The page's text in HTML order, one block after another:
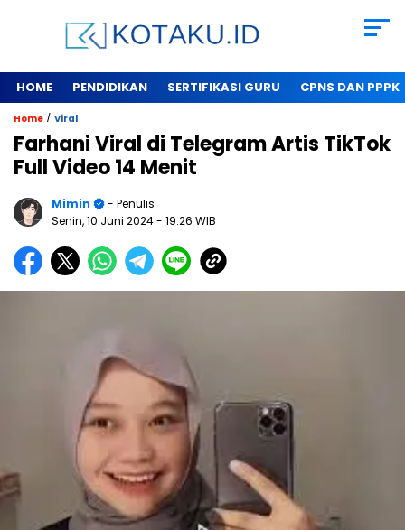
HOME PENDIDIKAN SERTIFIKASI GURU CPNS DAN PPPK
Home / Viral
Farhani Viral di Telegram Artis TikTok
Full Video 14 Menit
Mimin
- Penulis
Senin, 10 Juni 2024- 19:26 WIB